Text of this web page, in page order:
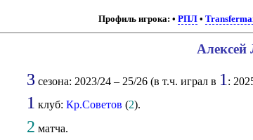
Профиль игрока: •РПЛ •
Алексей
3 сезона: 2023/24 – 25/26 (в т.ч. играл в 1 :
1 клуб:Кр.Советов (2).
2 матча.